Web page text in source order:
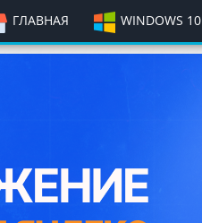
ГЛАВНАЯ WINDOWS 10